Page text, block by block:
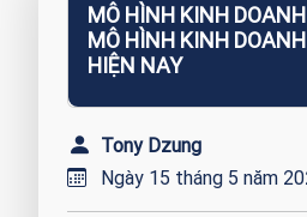
MÔ HÌNH KINH
MÔ HÌNH KINH
HIỆN NAY
Tony Dzung
Ngày 15 tháng 5 năm